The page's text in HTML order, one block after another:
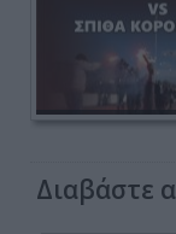
Διαβάστε